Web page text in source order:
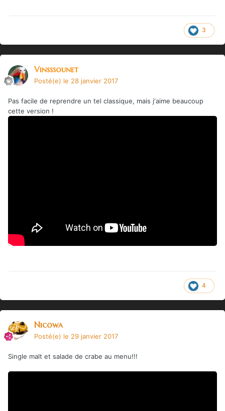
3
Vinsssounet
Posté(e) le 28 janvier 2017
Pas facile de reprendre un tel classique, mais j'aime beaucoup
cette version !
4
Nicowa
Posté(e) le 29 janvier 2017
Single malt et salade de crabe au menu!!!